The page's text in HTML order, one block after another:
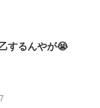
するんやが😭